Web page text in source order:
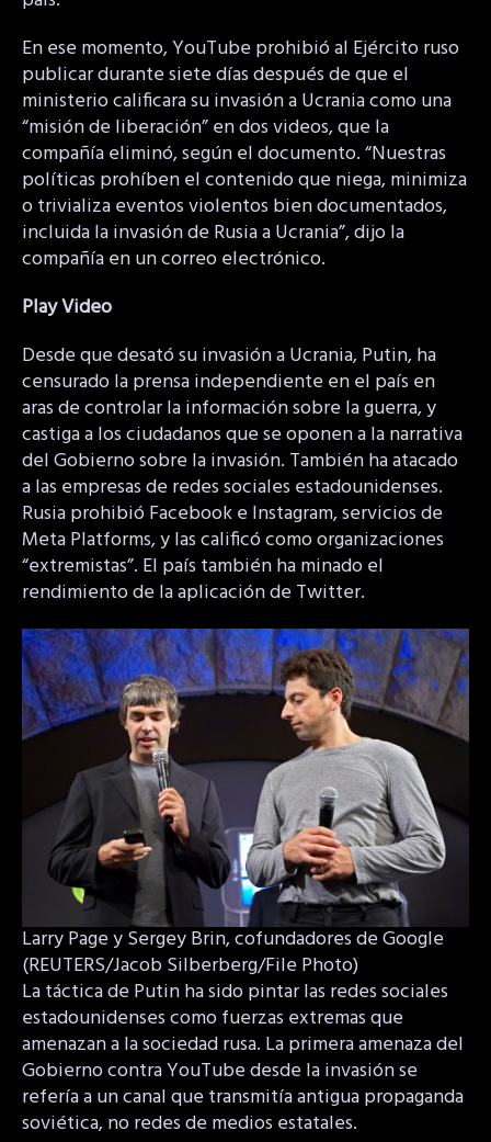
En ese momento, YouTube prohibió al Ejército ruso
publicar durante siete días después de que el
ministerio calificara su invasión a Ucrania como una
“misión de liberación” en dos videos, que la
compañía eliminó, según el documento. “Nuestras
políticas prohíben el contenido que niega, minimiza
o trivializa eventos violentos bien documentados,
incluida la invasión de Rusia a Ucrania”, dijo la
compañía en un correo electrónico.
Play Video
Desde que desató su invasión a Ucrania, Putin, ha
censurado la prensa independiente en el país en
aras de controlar la información sobre la guerra, y
castiga a los ciudadanos que se oponen a la narrativa
del Gobierno sobre la invasión. También ha atacado
a las empresas de redes sociales estadounidenses.
Rusia prohibió Facebook e Instagram, servicios de
Meta Platforms, y las calificó como organizaciones
“extremistas”. El país también ha minado el
rendimiento de la aplicación de Twitter.
Larry Page y Sergey Brin, cofundadores de Google
(REUTERS/Jacob Silberberg/File Photo)
La táctica de Putin ha sido pintar las redes sociales
estadounidenses como fuerzas extremas que
amenazan a la sociedad rusa. La primera amenaza del
Gobierno contra YouTube desde la invasión se
refería a un canal que transmitía antigua propaganda
soviética, no redes de medios estatales.